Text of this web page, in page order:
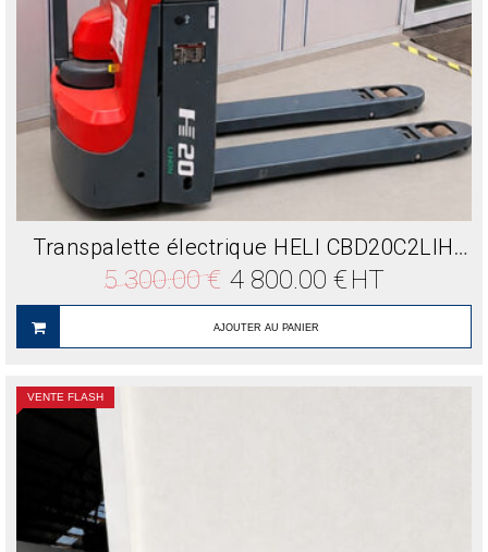
Transpalette électrique HELI CBD20C2LIH 2T Lithium neuf
5 300.00€
Le
prix
initial
était :
5
4 800.00 € Le
prix
actuel
4
HT
AJOUTER AU PANIER
VENTE FLASH